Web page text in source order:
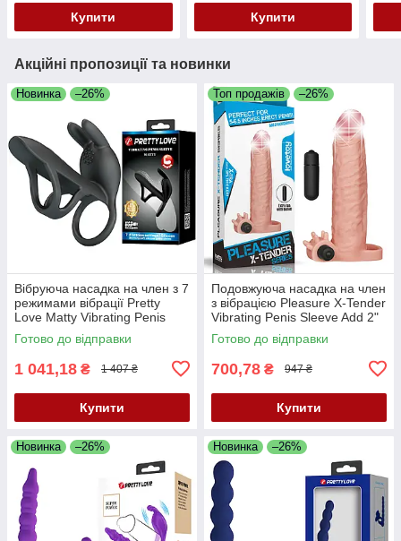
Купити Купити
Акційні пропозиції та новинки
Новинка –26%
Вібруюча насадка на член з 7
режимами вібрації Pretty
Love Matty Vibrating Penis
Sleeve
Готово до відправки
1 041,18 ₴ 1 407 ₴
Купити
Топ продажів –26%
Подовжуюча насадка на член
з вібрацією Pleasure X-Tender
Vibrating Penis Sleeve Add 2"
Flesh
Готово до відправки
700,78 ₴ 947 ₴
Купити
Новинка –26% Новинка –26%